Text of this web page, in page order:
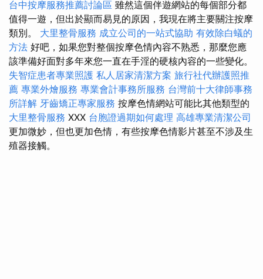
台中按摩服務推薦討論區 雖然這個伴遊網站的每個部分都
值得一遊，但出於顯而易見的原因，我現在將主要關注按摩
類別。 大里整骨服務 成立公司的一站式協助 有效除白蟻的
方法 好吧，如果您對整個按摩色情內容不熟悉，那麼您應
該準備好面對多年來您一直在手淫的硬核內容的一些變化。
失智症患者專業照護 私人居家清潔方案 旅行社代辦護照推
薦 專業外燴服務 專業會計事務所服務 台灣前十大律師事務
所詳解 牙齒矯正專家服務 按摩色情網站可能比其他類型的
大里整骨服務 XXX 台胞證過期如何處理 高雄專業清潔公司
更加微妙，但也更加色情，有些按摩色情影片甚至不涉及生
殖器接觸。